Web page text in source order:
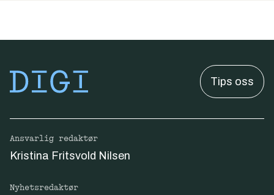
Tips oss
Ansvarlig redaktør
Kristina Fritsvold Nilsen
Nyhetsredaktør